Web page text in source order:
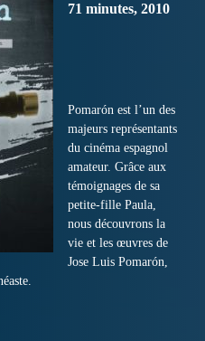
71 minutes, 2010
Pomarón est l’un des
majeurs représentants
du cinéma espagnol
amateur. Grâce aux
témoignages de sa
petite-fille Paula,
nous découvrons la
vie et les œuvres de
Jose Luis Pomarón,